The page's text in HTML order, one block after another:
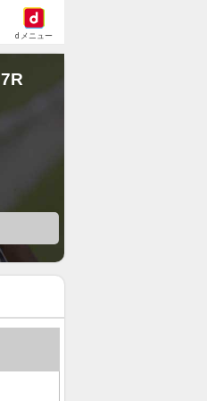
dメニュー
7R